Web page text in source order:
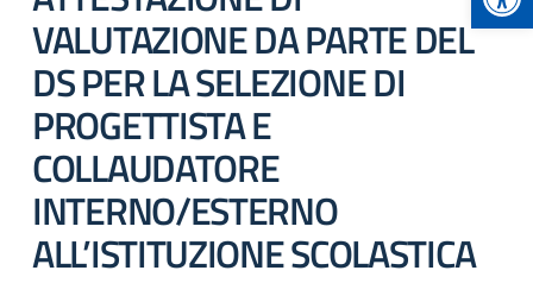
VALUTAZIONE DA PARTE DEL
DS PER LA SELEZIONE DI
PROGETTISTA E
COLLAUDATORE
INTERNO/ESTERNO
ALL’ISTITUZIONE SCOLASTICA